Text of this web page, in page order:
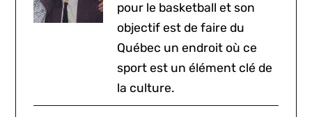
pour le basketball et son
objectif est de faire du
Québec un endroit où ce
sport est un élément clé de
la culture.